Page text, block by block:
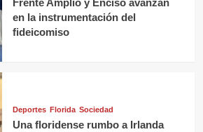
Frente Amplio y Enciso avanzan
en la instrumentación del
fideicomiso
Deportes Florida Sociedad
Una floridense rumbo a Irlanda